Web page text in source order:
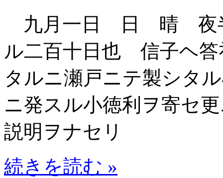
九月一日 日 晴 夜
ル二百十日也 信子ヘ答
タルニ瀬戸ニテ製シタ
ニ発スル小徳利ヲ寄セ
説明ヲナセリ
続きを読む »